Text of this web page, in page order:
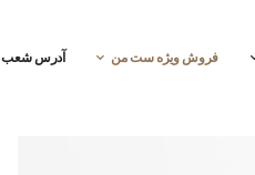
فروش ویژه ست من آدرس شعب